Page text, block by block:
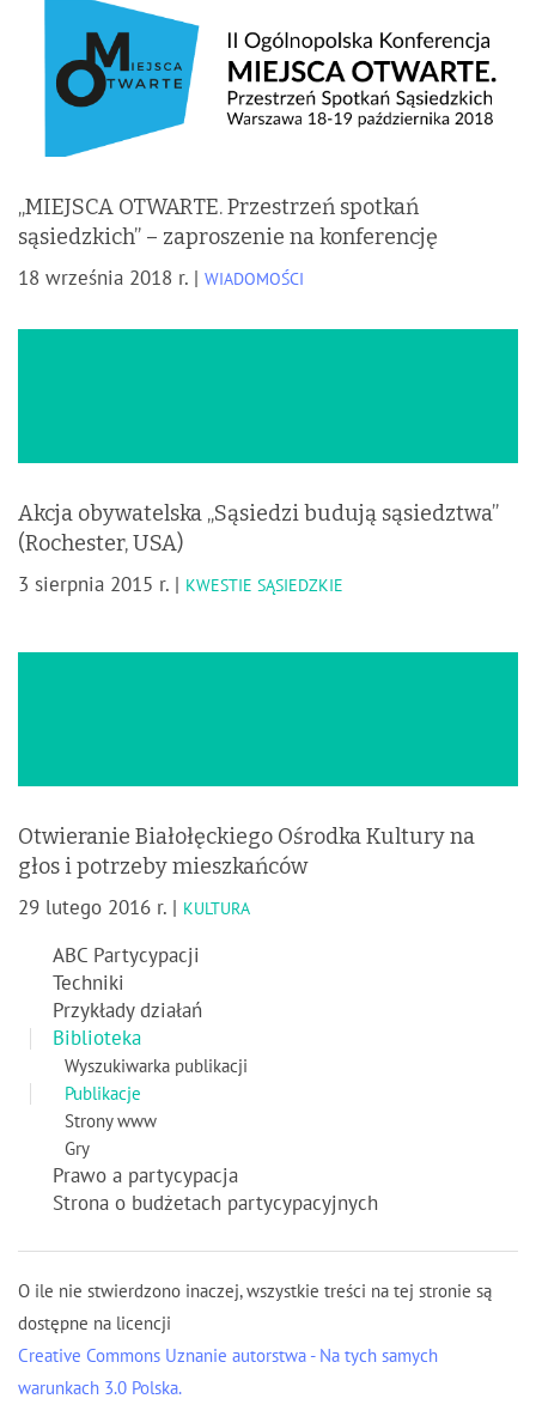
„MIEJSCA OTWARTE. Przestrzeń spotkań
sąsiedzkich” – zaproszenie na konferencję
18 września 2018 r. | WIADOMOŚCI
Akcja obywatelska „Sąsiedzi budują sąsiedztwa”
(Rochester, USA)
3 sierpnia 2015 r. | KWESTIE SĄSIEDZKIE
Otwieranie Białołęckiego Ośrodka Kultury na
głos i potrzeby mieszkańców
29 lutego 2016 r. | KULTURA
ABC Partycypacji
Techniki
Przykłady działań
Biblioteka
Wyszukiwarka publikacji
Publikacje
Strony www
Gry
Prawo a partycypacja
Strona o budżetach partycypacyjnych
O ile nie stwierdzono inaczej, wszystkie treści na tej stronie są
dostępne na licencji
Creative Commons Uznanie autorstwa - Na tych samych
warunkach 3.0 Polska.